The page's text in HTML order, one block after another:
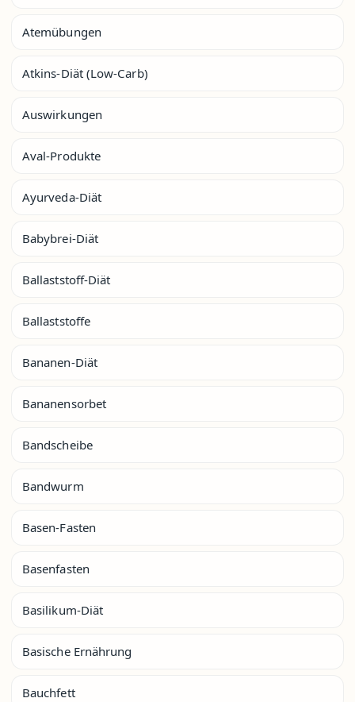
Atemübungen
Atkins-Diät (Low-Carb)
Auswirkungen
Aval-Produkte
Ayurveda-Diät
Babybrei-Diät
Ballaststoff-Diät
Ballaststoffe
Bananen-Diät
Bananensorbet
Bandscheibe
Bandwurm
Basen-Fasten
Basenfasten
Basilikum-Diät
Basische Ernährung
Bauchfett